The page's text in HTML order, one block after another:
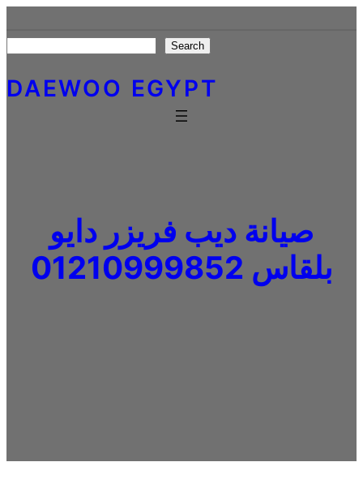
to
content
Search
DAEWOO EGYPT
صيانة ديب فريزر دايو
بلقاس 01210999852